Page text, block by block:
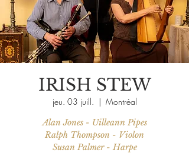
IRISH STEW
jeu. 03 juill.
  |
Montréal
Alan Jones - Uilleann Pipes
Ralph Thompson - Violon
Susan Palmer - Harpe